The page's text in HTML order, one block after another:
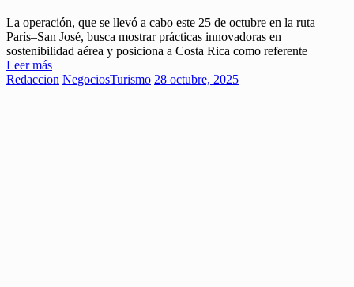
La operación, que se llevó a cabo este 25 de octubre en la ruta
París–San José, busca mostrar prácticas innovadoras en
sostenibilidad aérea y posiciona a Costa Rica como referente
Leer más
Redaccion NegociosTurismo 28 octubre, 2025